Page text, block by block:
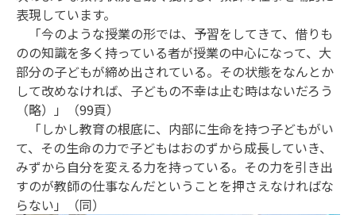
表現しています。
「今のような授業の形では、予習をしてきて、借りも
のの知識を多く持っている者が授業の中心になって、大
部分の子どもが締め出されている。その状態をなんとか
して改めなければ、子どもの不幸は止む時はないだろう
（略）」（99頁）
「しかし教育の根底に、内部に生命を持つ子どもがい
て、その生命の力で子どもはおのずから成長していき、
みずから自分を変える力を持っている。その力を引き出
すのが教師の仕事なんだということを押さえなければな
らない」（同）